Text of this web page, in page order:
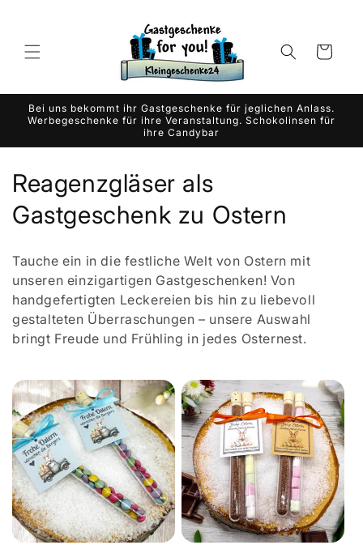
Warenkorb
Bei uns bekommt ihr Gastgeschenke für jeglichen Anlass.
Werbegeschenke für ihre Veranstaltung. Schokolinsen für
ihre Candybar
K
a
e
g
o
i
e
:
Reagenzgläser als
Gastgeschenk zu Ostern
Tauche ein in die festliche Welt von Ostern mit
unseren einzigartigen Gastgeschenken! Von
handgefertigten Leckereien bis hin zu liebevoll
gestalteten Überraschungen – unsere Auswahl
bringt Freude und Frühling in jedes Osternest.